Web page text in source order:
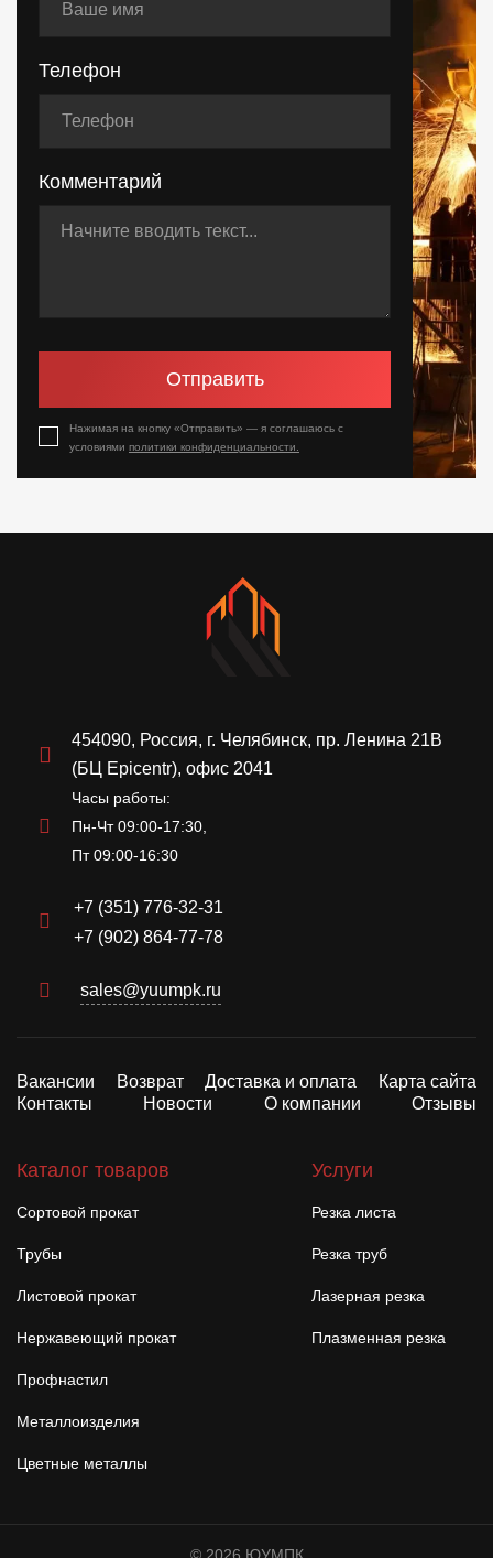
Телефон
Комментарий
Отправить
Нажимая на кнопку «Отправить» — я соглашаюсь с
условиями политики конфиденциальности.
454090, Россия, г. Челябинск, пр. Ленина 21В
(БЦ Epicentr), офис 2041
Часы работы:
Пн-Чт 09:00-17:30,
Пт 09:00-16:30
+7 (351) 776-32-31
+7 (902) 864-77-78
sales@yuumpk.ru
Вакансии Возврат Доставка и оплата
Карта сайта
Контакты
Новости О компании Отзывы
Каталог товаров
Сортовой прокат
Трубы
Листовой прокат
Нержавеющий прокат
Профнастил
Металлоизделия
Цветные металлы
Услуги
Резка листа
Резка труб
Лазерная резка
Плазменная резка